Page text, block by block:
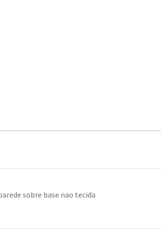
sobre base nao tecida